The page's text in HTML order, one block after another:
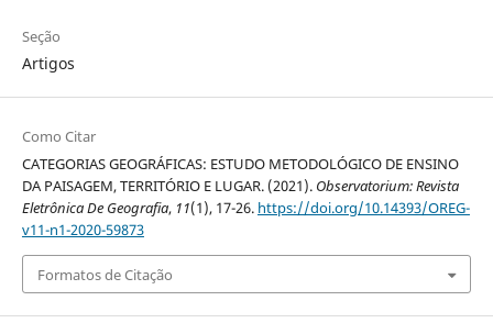
Seção
Artigos
Como Citar
CATEGORIAS GEOGRÁFICAS: ESTUDO METODOLÓGICO DE ENSINO
DA PAISAGEM, TERRITÓRIO E LUGAR. (2021). Observatorium: Revista
Eletrônica De Geografia, 11(1), 17-26. https://doi.org/10.14393/OREG-
v11-n1-2020-59873
Formatos de Citação